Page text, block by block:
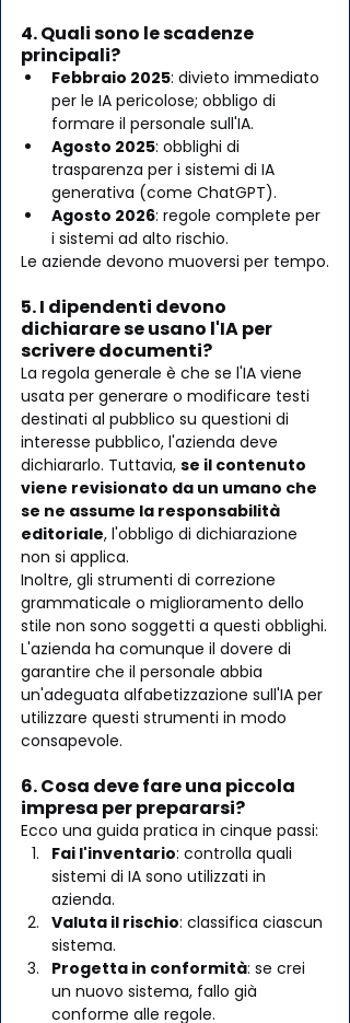
4. Quali sono le scadenze
principali?
Febbraio 2025: divieto immediato
per le IA pericolose; obbligo di
formare il personale sull'IA.
Agosto 2025: obblighi di
trasparenza per i sistemi di IA
generativa (come ChatGPT).
Agosto 2026: regole complete per
i sistemi ad alto rischio.
Le aziende devono muoversi per tempo.
5. I dipendenti devono
dichiarare se usano l'IA per
scrivere documenti?
La regola generale è che se l'IA viene
usata per generare o modificare testi
destinati al pubblico su questioni di
interesse pubblico, l'azienda deve
dichiararlo. Tuttavia, se il contenuto
viene revisionato da un umano che
se ne assume la responsabilità
editoriale, l'obbligo di dichiarazione
non si applica.
Inoltre, gli strumenti di correzione
grammaticale o miglioramento dello
stile non sono soggetti a questi obblighi.
L'azienda ha comunque il dovere di
garantire che il personale abbia
un'adeguata alfabetizzazione sull'IA per
utilizzare questi strumenti in modo
consapevole.
6. Cosa deve fare una piccola
impresa per prepararsi?
Ecco una guida pratica in cinque passi:
Fai l'inventario: controlla quali
sistemi di IA sono utilizzati in
azienda.
Valuta il rischio: classifica ciascun
sistema.
Progetta in conformità: se crei
un nuovo sistema, fallo già
conforme alle regole.